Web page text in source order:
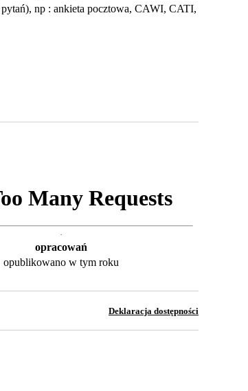
np : ankieta pocztowa, CAWI, CATI,
opracowań
opublikowano w tym roku
Deklaracja dostępności